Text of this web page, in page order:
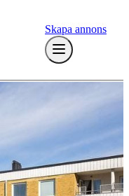
Skapa annons